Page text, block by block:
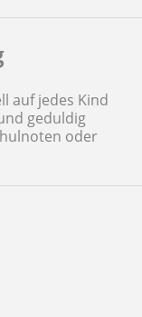
auf jedes Kind
geduldig
oder